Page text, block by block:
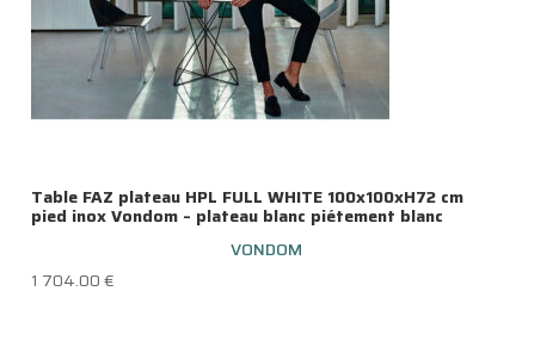
Table FAZ plateau HPL FULL WHITE 100x100xH72 cm
pied inox Vondom – plateau blanc piétement blanc
VONDOM
1 704.00€